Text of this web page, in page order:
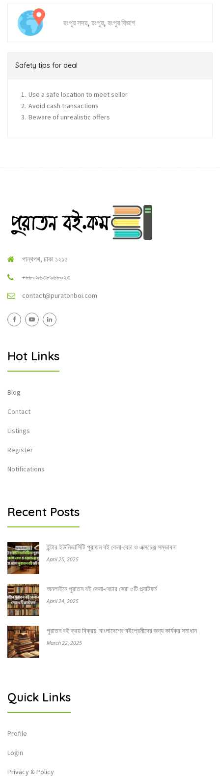
রংপুর সদর, রংপুর, রংপুর বিভাগ
Safety tips for deal
Use a safe location to meet seller
Avoid cash transactions
Beware of unrealistic offers
পান্থপথ, ঢাকা ১২১৫
+৮৮০৯৬৩৮৯৬৮০২৩
contact@puratonboi.com
Hot Links
Blog
Contact
Listings
Register
Notifications
Recent Posts
ইন্টার ইউনিভার্সিটি পুরাতন বই কেনা-বেচা ও এক্সচেঞ্জ সম্ভাবনা
April 25, 2025
অনলাইনে পুরাতন বই কেনা-বেচার সেরা ৫টি প্ল্যাটফর্ম
April 24, 2025
পুরাতন বই ক্রয় বিক্রয়: বাংলাদেশের বইপ্রেমীদের জন্য কার্যকর সমাধান
March 22, 2025
Quick Links
Profile
Login
Privacy & Policy